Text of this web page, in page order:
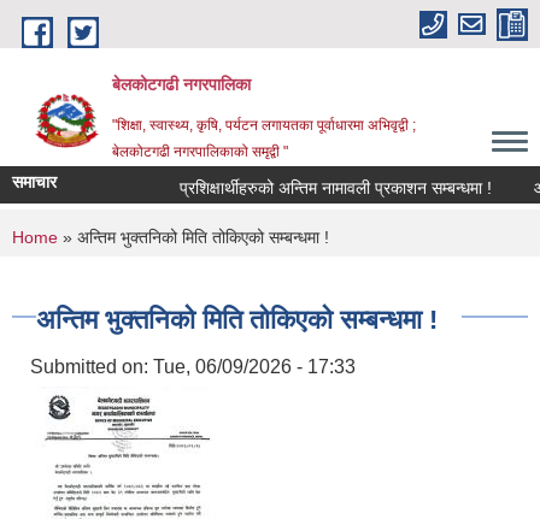
Skip to main content
बेलकोटगढी नगरपालिका
"शिक्षा, स्वास्थ्य, कृषि, पर्यटन लगायतका पूर्वाधारमा अभिवृद्वी ;
बेलकोटगढी नगरपालिकाको समृद्वी "
समाचार प्रशिक्षार्थीहरुको अन्तिम नामावली प्रकाशन सम्बन्धमा !
You are here
Home » अन्तिम भुक्तनिको मिति तोकिएको सम्बन्धमा !
अन्तिम भुक्तनिको मिति तोकिएको सम्बन्धमा !
Submitted on: Tue, 06/09/2026 - 17:33